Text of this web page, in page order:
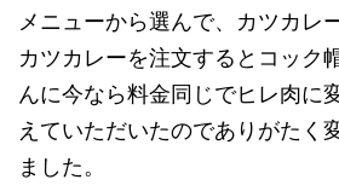
メニューから選んで、カツカレ
カツカレーを注文するとコック
んに今なら料金同じでヒレ肉に
えていただいたのでありがたく
ました。